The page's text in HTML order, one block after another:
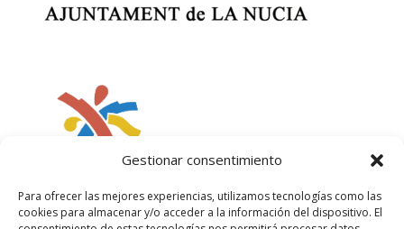
Gestionar consentimiento
Para ofrecer las mejores experiencias, utilizamos tecnologías como las
cookies para almacenar y/o acceder a la información del dispositivo. El